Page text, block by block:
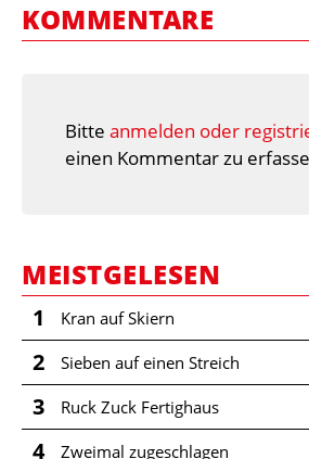
KOMMENTARE
Bitte anmelden oder
einen Kommentar zu
MEISTGELESEN
1 Kran auf Skiern
2 Sieben auf einen Streich
3 Ruck Zuck Fertighaus
4 Zweimal zugeschlagen